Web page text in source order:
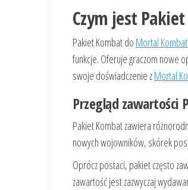
Czym jest
Pakiet Kombat do Mortal
funkcje. Oferuje graczom nowe
swoje doświadczenie zMortal
Przegląd zawartości
Pakiet Kombat zawiera
nowych wojowników, skórek
Oprócz postaci, pakiet często
zawartość jest zazwyczaj